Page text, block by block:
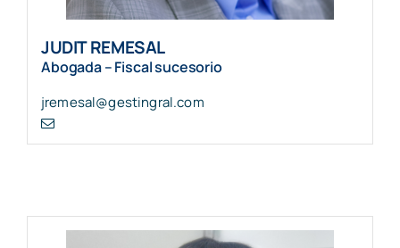
JUDIT REMESAL
Abogada – Fiscal sucesorio
jremesal@gestingral.com